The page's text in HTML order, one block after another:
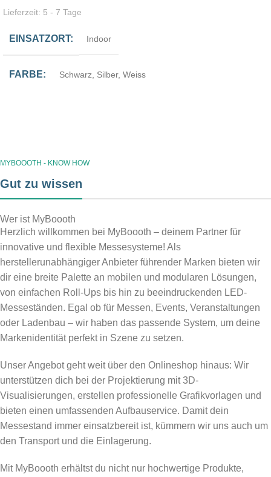
Lieferzeit: 5 - 7 Tage
EINSATZORT Indoor
FARBE Schwarz Silber, Weiss
Team berät Dich gern !
MyBoooth - für Nachschub
Du benötigst neue Grafiken oder
Ersatzteile für ein vorhandenes System
?
MYBOOOTH - KNOW HOW
Gut zu wissen
Wer ist MyBoooth
Herzlich willkommen bei MyBoooth – deinem Partner für
innovative und flexible Messesysteme! Als
herstellerunabhängiger Anbieter führender Marken bieten wir
dir eine breite Palette an mobilen und modularen Lösungen,
von einfachen Roll-Ups bis hin zu beeindruckenden LED-
Messeständen. Egal ob für Messen, Events, Veranstaltungen
oder Ladenbau – wir haben das passende System, um deine
Markenidentität perfekt in Szene zu setzen.
Unser Angebot geht weit über den Onlineshop hinaus: Wir
unterstützen dich bei der Projektierung mit 3D-
Visualisierungen, erstellen professionelle Grafikvorlagen und
bieten einen umfassenden Aufbauservice. Damit dein
Messestand immer einsatzbereit ist, kümmern wir uns auch um
den Transport und die Einlagerung.
Mit MyBoooth erhältst du nicht nur hochwertige Produkte,